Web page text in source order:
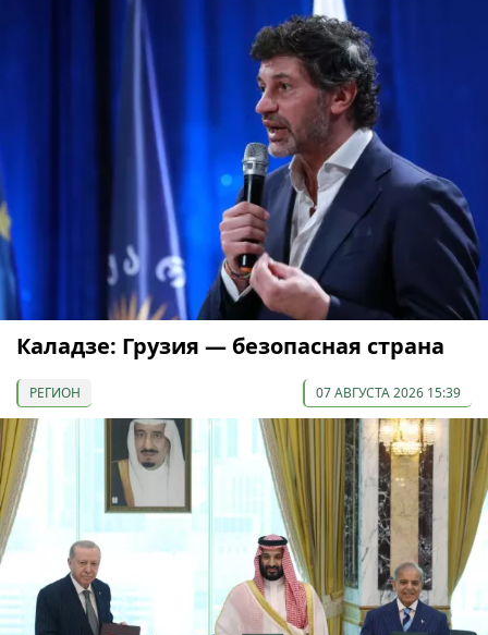
Каладзе: Грузия — безопасная страна
РЕГИОН 07 АВГУСТА 2026 15:39